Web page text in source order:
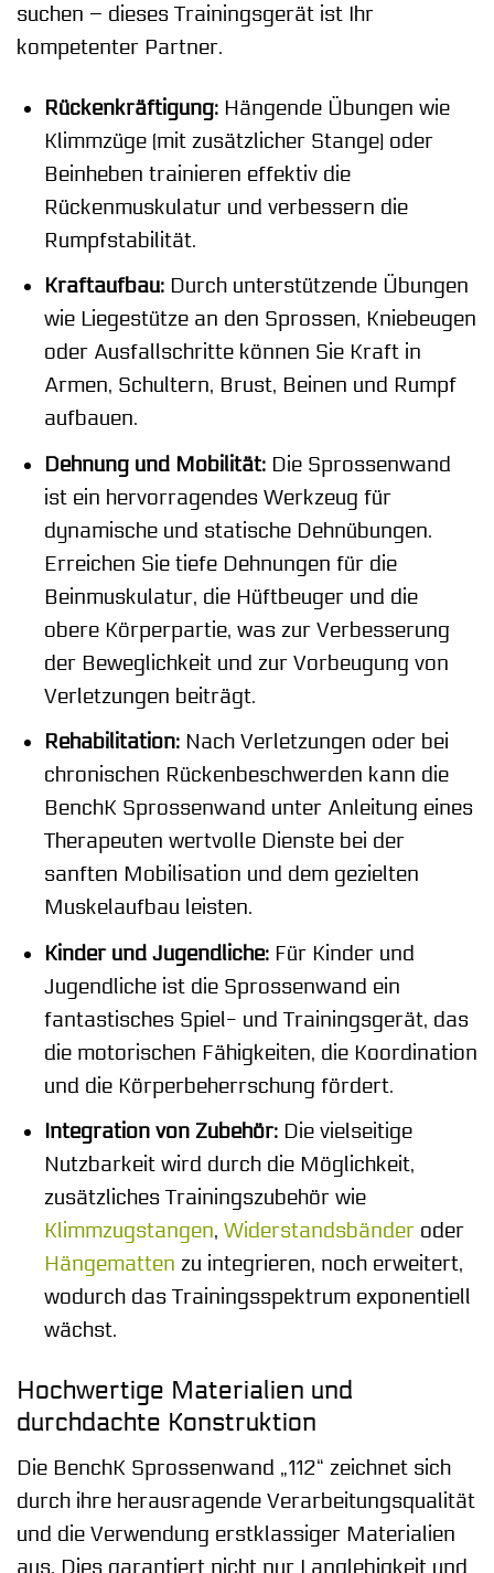
suchen – dieses Trainingsgerät ist Ihr
kompetenter Partner.
Rückenkräftigung:Hängende Übungen wie
Klimmzüge (mit zusätzlicher Stange) oder
Beinheben trainieren effektiv die
Rückenmuskulatur und verbessern die
Rumpfstabilität.
Kraftaufbau:Durch unterstützende Übungen
wie Liegestütze an den Sprossen, Kniebeugen
oder Ausfallschritte können Sie Kraft in
Armen, Schultern, Brust, Beinen und Rumpf
aufbauen.
Dehnung und Mobilität:Die Sprossenwand
ist ein hervorragendes Werkzeug für
dynamische und statische Dehnübungen.
Erreichen Sie tiefe Dehnungen für die
Beinmuskulatur, die Hüftbeuger und die
obere Körperpartie, was zur Verbesserung
der Beweglichkeit und zur Vorbeugung von
Verletzungen beiträgt.
Rehabilitation:Nach Verletzungen oder bei
chronischen Rückenbeschwerden kann die
BenchK Sprossenwand unter Anleitung eines
Therapeuten wertvolle Dienste bei der
sanften Mobilisation und dem gezielten
Muskelaufbau leisten.
Kinder und Jugendliche:Für Kinder und
Jugendliche ist die Sprossenwand ein
fantastisches Spiel- und Trainingsgerät, das
die motorischen Fähigkeiten, die Koordination
und die Körperbeherrschung fördert.
Integration von Zubehör:Die vielseitige
Nutzbarkeit wird durch die Möglichkeit,
zusätzliches Trainingszubehör wie
Klimmzugstangen, Widerstandsbänderoder
Hängematten zu integrieren, noch erweitert,
wodurch das Trainingsspektrum exponentiell
wächst.
Hochwertige Materialien und
durchdachte Konstruktion
Die BenchK Sprossenwand „112“ zeichnet sich
durch ihre herausragende Verarbeitungsqualität
und die Verwendung erstklassiger Materialien
aus. Dies garantiert nicht nur Langlebigkeit und